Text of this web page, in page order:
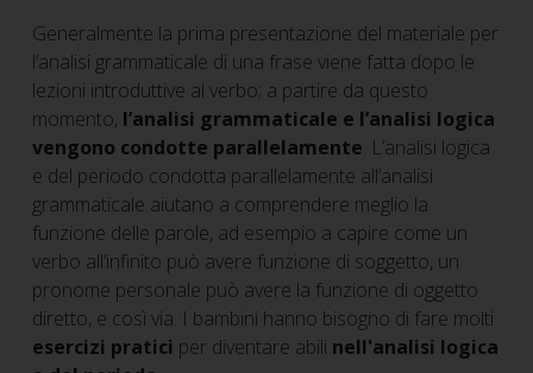
Generalmente la prima presentazione del materiale per
l’analisi grammaticale di una frase viene fatta dopo le
lezioni introduttive al verbo; a partire da questo
momento, l’analisi grammaticale e l’analisi logica
vengono condotte parallelamente. L’analisi logica
e del periodo condotta parallelamente all’analisi
grammaticale aiutano a comprendere meglio la
funzione delle parole, ad esempio a capire come un
verbo all’infinito può avere funzione di soggetto, un
pronome personale può avere la funzione di oggetto
diretto, e così via. I bambini hanno bisogno di fare molti
esercizi pratici per diventare abili nell'analisi logica